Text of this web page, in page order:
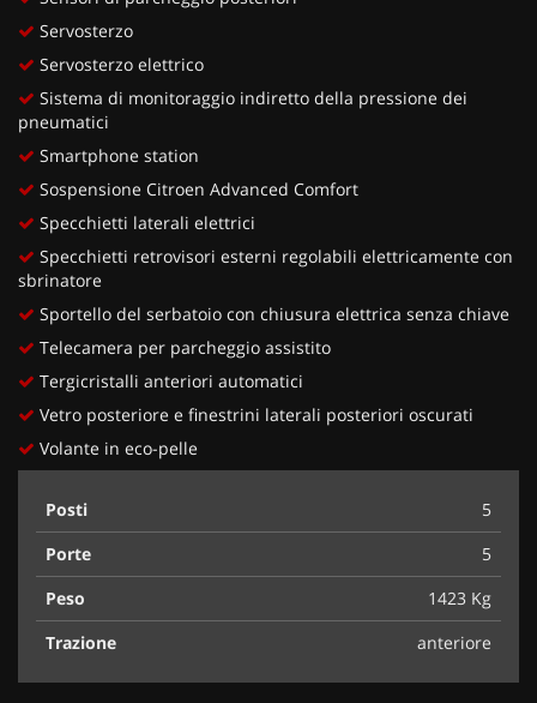
Servosterzo
Servosterzo elettrico
Sistema di monitoraggio indiretto della pressione dei
pneumatici
Smartphone station
Sospensione Citroen Advanced Comfort
Specchietti laterali elettrici
Specchietti retrovisori esterni regolabili elettricamente con
sbrinatore
Sportello del serbatoio con chiusura elettrica senza chiave
Telecamera per parcheggio assistito
Tergicristalli anteriori automatici
Vetro posteriore e finestrini laterali posteriori oscurati
Volante in eco-pelle
Posti
5
Porte
5
Peso
1423 Kg
Trazione
anteriore